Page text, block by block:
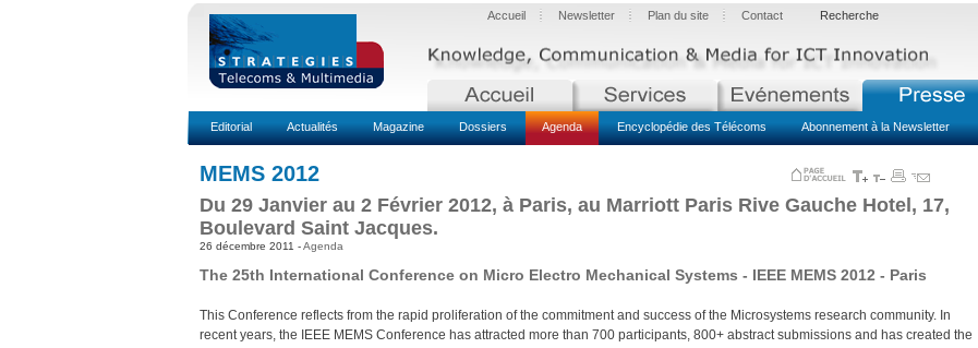
Accueil Newsletter Plan du site Contact Recherche
Editorial Actualités Magazine Dossiers Agenda Encyclopédie des Télécoms Abonnement à la Newsletter
MEMS 2012
Du 29 Janvier au 2 Février 2012, à Paris, au Marriott Paris Rive Gauche Hotel, 17,
Boulevard Saint Jacques.
26 décembre 2011 -Agenda
The 25th International Conference on Micro Electro Mechanical Systems - IEEE MEMS 2012 - Paris
This Conference reflects from the rapid proliferation of the commitment and success of the Microsystems research community. In
recent years, the IEEE MEMS Conference has attracted more than 700 participants, 800+ abstract submissions and has created the